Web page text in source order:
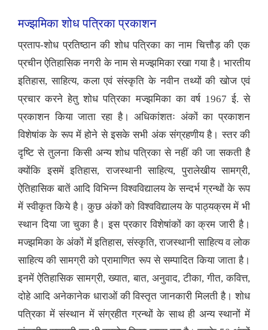
मज्झमिका शोध पत्रिका प्रकाशन
प्रताप-शोध प्रतिष्ठान की शोध पत्रिका का नाम चित्तौड़ की एक
प्रचीन ऐतिहासिक नगरी के नाम से मज्झमिका रखा गया है। भारतीय
इतिहास, साहित्य, कला एवं संस्कृति के नवीन तथ्यों की खोज एवं
प्रचार करने हेतु शोध पत्रिका मज्झमिका का वर्ष 1967 ई. से
प्रकाशन किया जाता रहा है। अधिकांशतः अंकों का प्रकाशन
विशेषांक के रूप में होने से इसके सभी अंक संग्रहणीय है। स्तर की
दृष्टि से तुलना किसी अन्य शोध पत्रिका से नहीं की जा सकती है
क्योंकि इसमें इतिहास, राजस्थानी साहित्य, पुरालेखीय सामग्री,
ऐतिहासिक बातें आदि विभिन्न विश्वविद्यालय के सन्दर्भ ग्रन्थों के रूप
में स्वीकृत किये है। कुछ अंकों को विश्वविद्यालय के पाठ्यक्रम में भी
स्थान दिया जा चुका है। इस प्रकार विशेषांकों का क्रम जारी है।
मज्झमिका के अंकों में इतिहास, संस्कृति, राजस्थानी साहित्य व लोक
साहित्य की सामग्री को प्रामाणित रूप से सम्पादित किया जाता है।
इनमें ऐतिहासिक सामग्री, ख्यात, बात, अनुवाद, टीका, गीत, कवित्त,
दोहे आदि अनेकानेक धाराओं की विस्तृत जानकारी मिलती है। शोध
पत्रिका में संस्थान में संग्रहीत ग्रन्थों के साथ ही अन्य स्थानों में